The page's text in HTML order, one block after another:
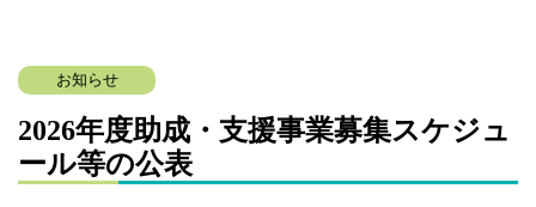
お知らせ
2026年度助成・支援事業募集スケジュ
ール等の公表